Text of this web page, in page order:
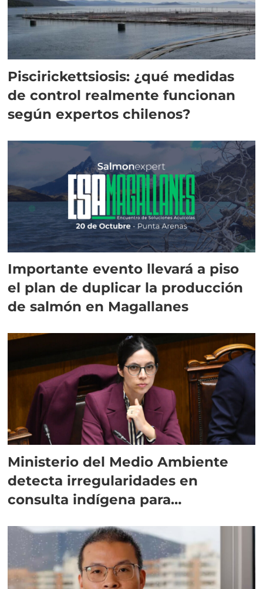
Piscirickettsiosis: ¿qué medidas
de control realmente funcionan
según expertos chilenos?
Importante evento llevará a piso
el plan de duplicar la producción
de salmón en Magallanes
Ministerio del Medio Ambiente
detecta irregularidades en
consulta indígena para